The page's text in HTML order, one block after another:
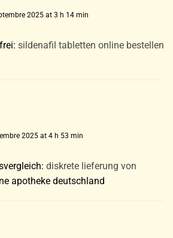
2025 at 3 h 14 min
sildenafil tabletten online bestellen
2025 at 4 h 53 min
diskrete lieferung von
apotheke deutschland